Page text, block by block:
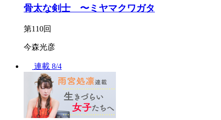
骨太な剣士 〜ミヤマクワガタ
第110回
今森光彦
連載 8/4